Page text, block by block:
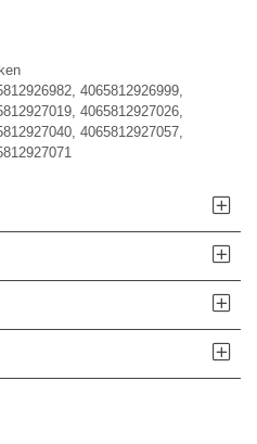
4065812926999,
4065812927026,
4065812927057,